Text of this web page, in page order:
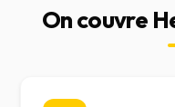
On couvre